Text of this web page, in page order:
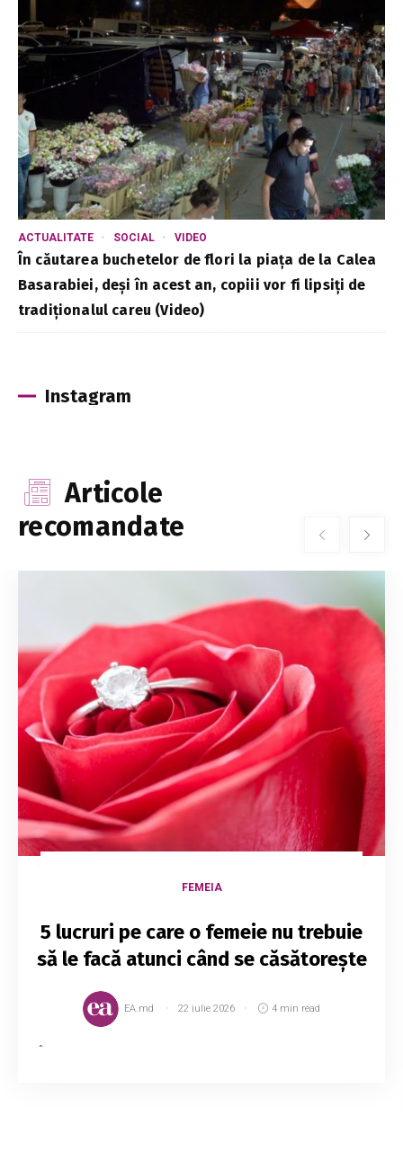
ACTUALITATE SOCIAL VIDEO
În căutarea buchetelor de flori la piața de la Calea
Basarabiei, deși în acest an, copiii vor fi lipsiți de
tradiționalul careu (Video)
Instagram
Articole
recomandate
FEMEIA
5 lucruri pe care o femeie nu trebuie
să le facă atunci când se căsătorește
EA.md 22 iulie 2026 4 min read